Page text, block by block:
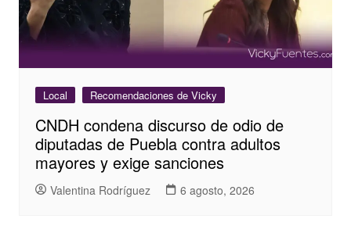
Local Recomendaciones de Vicky
CNDH condena discurso de odio de
diputadas de Puebla contra adultos
mayores y exige sanciones
Valentina Rodríguez 6 agosto, 2026